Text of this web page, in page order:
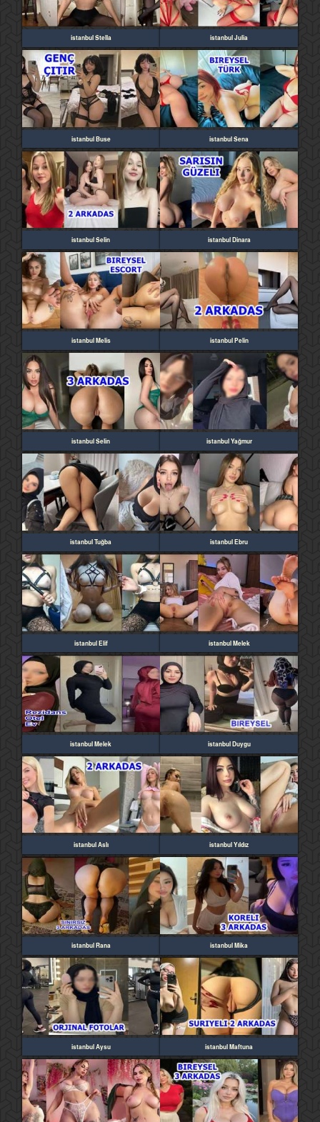
istanbul Stella istanbul Julia
istanbul Buse istanbul Sena
istanbul Selin istanbul Dinara
istanbul Melis istanbul Pelin
istanbul Selin istanbul Yağmur
istanbul Tuğba istanbul Ebru
istanbul Elif istanbul Melek
istanbul Melek istanbul Duygu
istanbul Aslı istanbul Yıldız
istanbul Rana istanbul Mika
istanbul Aysu istanbul Maftuna